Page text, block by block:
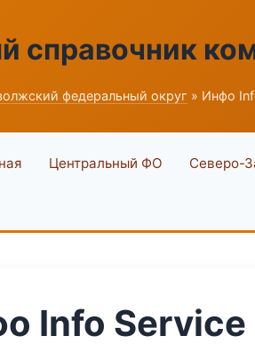
справочник
федеральный округ » Инфо
Центральный ФО Северо-
Info Service